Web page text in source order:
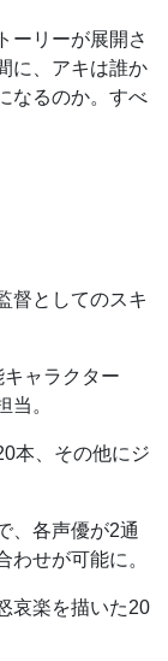
ーリーが展開さ
に、アキは誰か
なるのか。すべ
督としてのスキ
キャラクター
当。
本、その他にジ
、各声優が2通
わせが可能に。
哀楽を描いた20